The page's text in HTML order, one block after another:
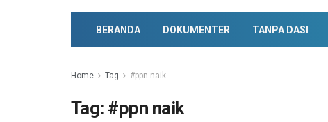
BERANDA DOKUMENTER TANPA DASI
Home Tag #ppn naik
Tag: #ppn naik